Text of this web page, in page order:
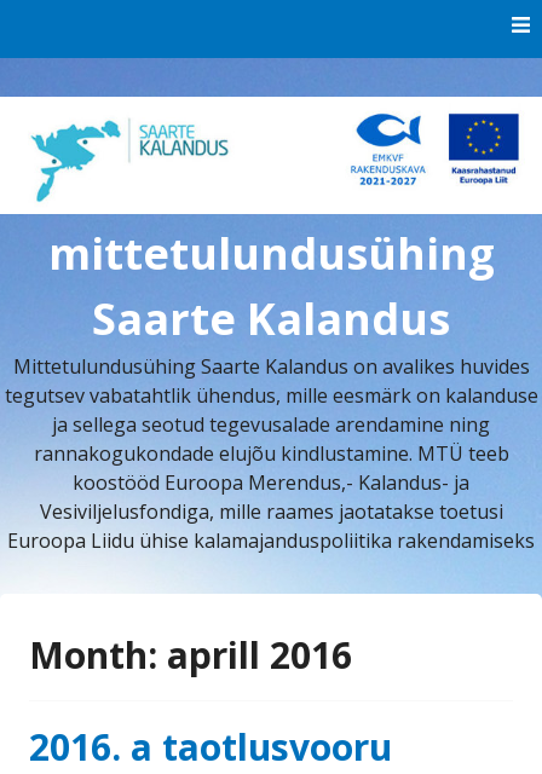
mittetulundusühing
Saarte Kalandus
Mittetulundusühing Saarte Kalandus on avalikes huvides
tegutsev vabatahtlik ühendus, mille eesmärk on kalanduse
ja sellega seotud tegevusalade arendamine ning
rannakogukondade elujõu kindlustamine. MTÜ teeb
koostööd Euroopa Merendus,- Kalandus- ja
Vesiviljelusfondiga, mille raames jaotatakse toetusi
Euroopa Liidu ühise kalamajanduspoliitika rakendamiseks
Month: aprill 2016
2016. a taotlusvooru